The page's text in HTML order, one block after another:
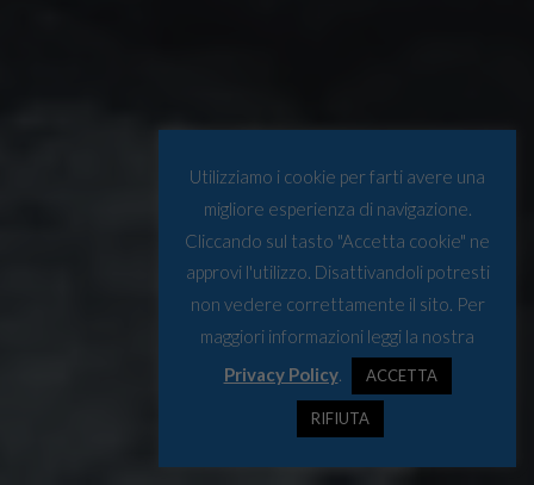
Utilizziamo i cookie per farti avere una
migliore esperienza di navigazione.
Cliccando sul tasto "Accetta cookie" ne
approvi l'utilizzo. Disattivandoli potresti
non vedere correttamente il sito. Per
maggiori informazioni leggi la nostra
Privacy Policy. ACCETTA
RIFIUTA